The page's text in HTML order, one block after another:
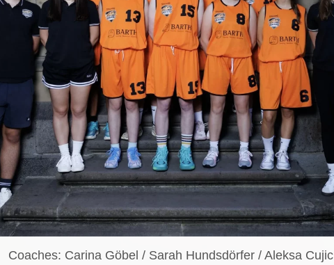
Coaches: Carina Göbel / Sarah Hundsdörfer / Aleksa Cujic